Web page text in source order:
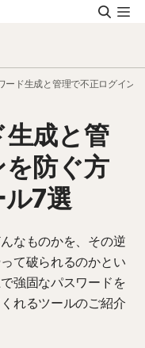
検
索
ード生成と管理で不正ログイン
成と管
防ぐ方
7選
なものかを、その逆
て破られるのかとい
強固なパスワードを
れるツールのご紹介